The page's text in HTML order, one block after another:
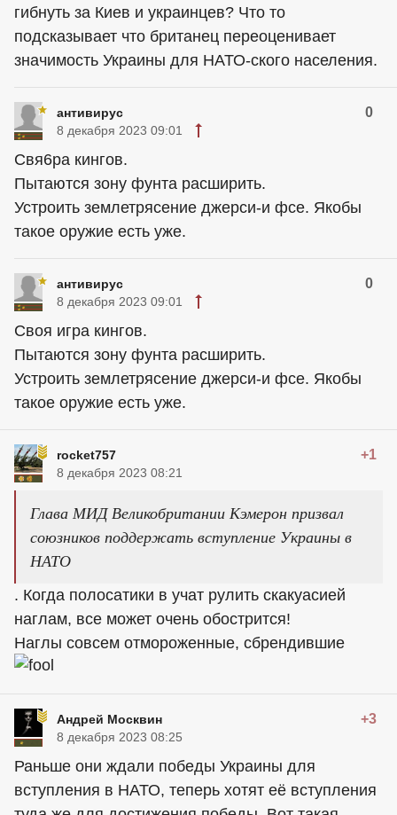
гибнуть за Киев и украинцев? Что то
подсказывает что британец переоценивает
значимость Украины для НАТО-ского населения.
антивирус 0
8 декабря 2023 09:01
Свя6ра кингов.
Пытаются зону фунта расширить.
Устроить землетрясение джерси-и фсе. Якобы
такое оружие есть уже.
антивирус 0
8 декабря 2023 09:01
Своя игра кингов.
Пытаются зону фунта расширить.
Устроить землетрясение джерси-и фсе. Якобы
такое оружие есть уже.
rocket757 +1
8 декабря 2023 08:21
Глава МИД Великобритании Кэмерон призвал
союзников поддержать вступление Украины в
НАТО
. Когда полосатики в учат рулить скакуасией
наглам, все может очень обострится!
Наглы совсем отмороженные, сбрендившие
Андрей Москвин +3
8 декабря 2023 08:25
Раньше они ждали победы Украины для
вступления в НАТО, теперь хотят её вступления